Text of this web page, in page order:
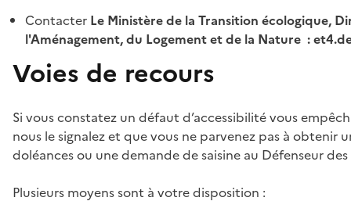
Contacter Le Ministère de la Transition écologique,
l'Aménagement, du Logement et de la Nature :
Voies de recours
Si vous constatez un défaut d’accessibilité vous
nous le signalez et que vous ne parvenez pas à
doléances ou une demande de saisine au Défenseur
Plusieurs moyens sont à votre disposition :